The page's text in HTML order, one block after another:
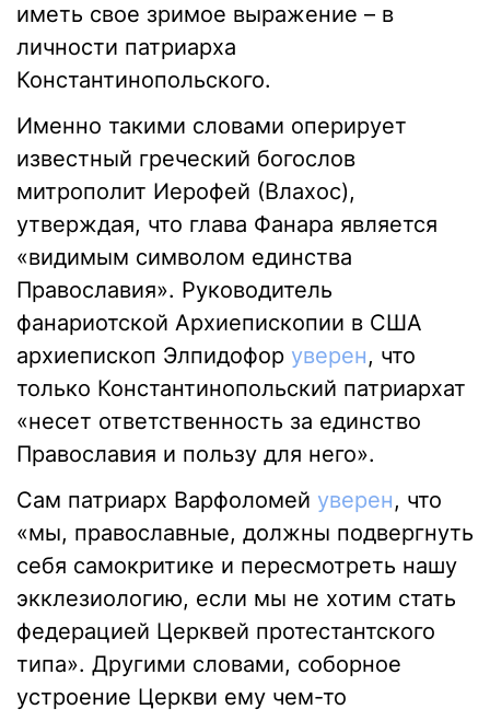
иметь свое зримое выражение – в
личности патриарха
Константинопольского.
Именно такими словами оперирует
известный греческий богослов
митрополит Иерофей (Влахос),
утверждая, что глава Фанара является
«видимым символом единства
Православия». Руководитель
фанариотской Архиепископии в США
архиепископ Элпидофор уверен, что
только Константинопольский патриархат
«несет ответственность за единство
Православия и пользу для него».
Сам патриарх Варфоломей уверен, что
«мы, православные, должны подвергнуть
себя самокритике и пересмотреть нашу
экклезиологию, если мы не хотим стать
федерацией Церквей протестантского
типа». Другими словами, соборное
устроение Церкви ему чем-то